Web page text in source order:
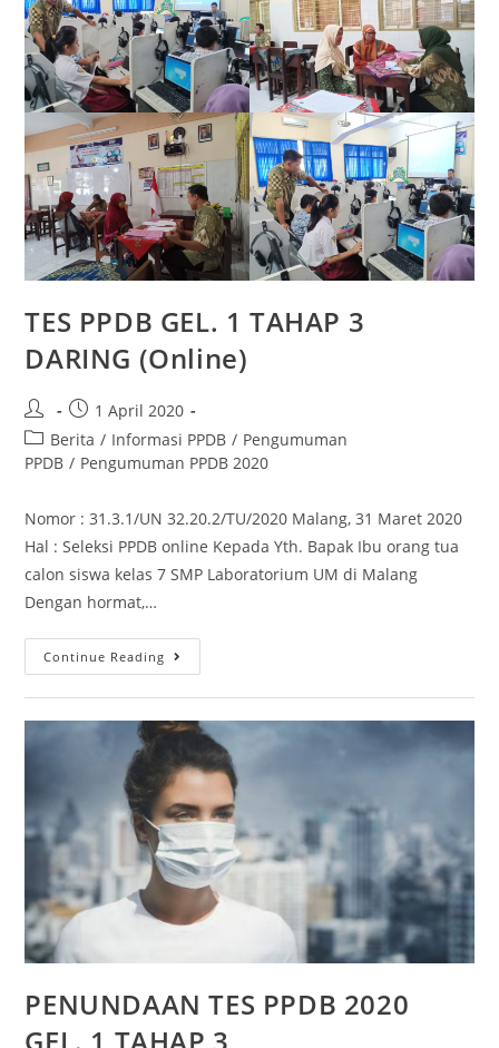
TES PPDB GEL. 1 TAHAP 3
DARING (Online)
1 April 2020
Berita / Informasi PPDB / Pengumuman
PPDB / Pengumuman PPDB 2020
Nomor : 31.3.1/UN 32.20.2/TU/2020 Malang, 31 Maret 2020
Hal : Seleksi PPDB online Kepada Yth. Bapak Ibu orang tua
calon siswa kelas 7 SMP Laboratorium UM di Malang
Dengan hormat,…
Continue Reading
PENUNDAAN TES PPDB 2020